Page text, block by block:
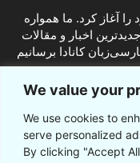
We value your
We use cookies to
serve personalized
By clicking "Accept
۲۰۱۶ فعالیت خود را آغاز کرد. ما همواره
اخبار و مقالات